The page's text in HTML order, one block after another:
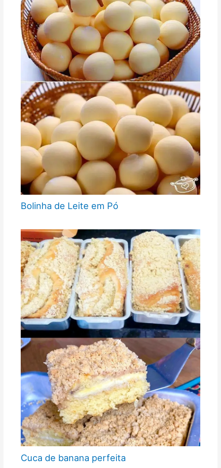
Bolinha de Leite em Pó
Cuca de banana perfeita